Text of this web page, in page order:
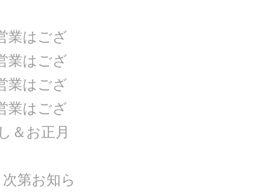
業はござ
業はござ
業はござ
業はござ
＆お正月
第お知ら